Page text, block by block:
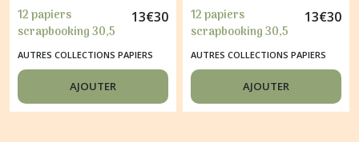
12 papiers
scrapbooking 30,5
x 30,5 cm Mintay By
Karola APPLE
SEASON
13€30
AUTRES COLLECTIONS PAPIERS
AJOUTER
12 papiers
scrapbooking 30,5
x 30,5 cm Mintay By
Karola LAVENDER
FARM
13€30
AUTRES COLLECTIONS PAPIERS
AJOUTER